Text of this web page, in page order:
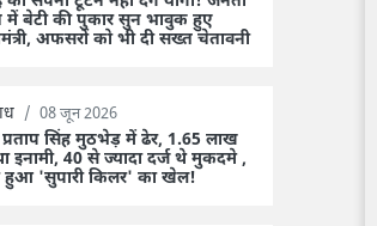
में बेटी की पुकार सुन भावुक हुए
अफसरों को भी दी सख्त चेतावनी
/ 08 जून 2026
सिंह मुठभेड़ में ढेर, 1.65 लाख
इनामी, 40 से ज्यादा दर्ज थे मुकदमे ,
हुआ 'सुपारी किलर' का खेल!